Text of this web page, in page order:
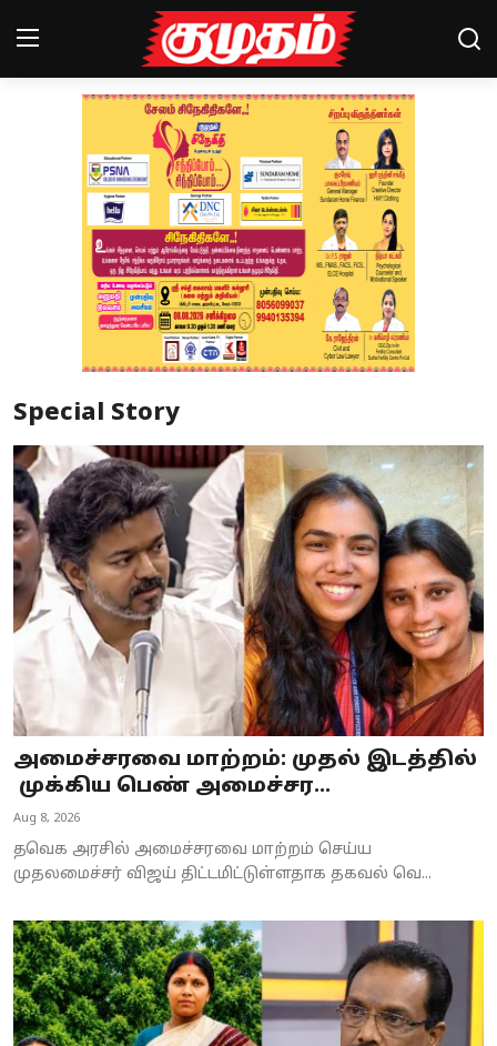
Magazines
Special Story
Business
Crime
Tamilnadu
World
Astrology
Spirituality
Weather
Politics
Special Story
அமைச்சரவை மாற்றம்: முதல் இடத்தில்
முக்கிய பெண் அமைச்சர...
Aug 8, 2026
தவெக அரசில் அமைச்சரவை மாற்றம் செய்ய
முதலமைச்சர் விஜய் திட்டமிட்டுள்ளதாக தகவல் வெ...